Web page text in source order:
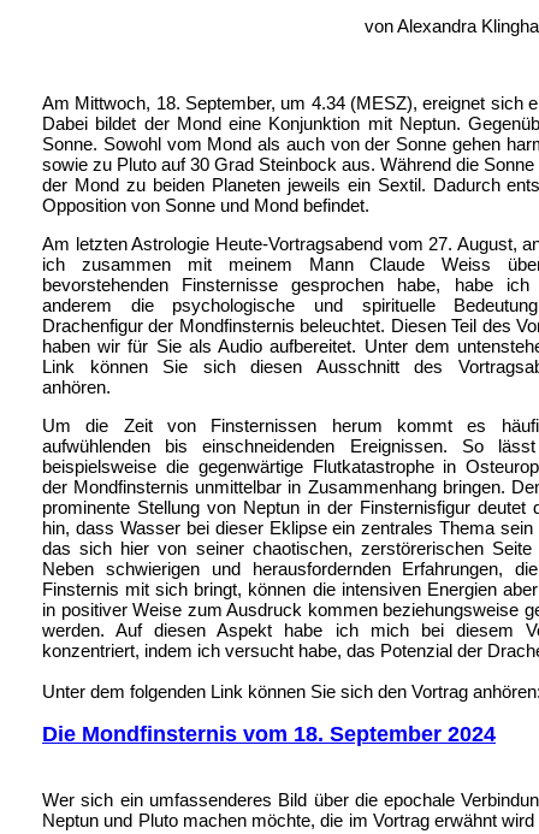
von Alexandra
Am Mittwoch, 18. September, um 4.34 (MESZ), ereignet sich
Dabei bildet der Mond eine Konjunktion mit Neptun.
Sonne. Sowohl vom Mond als auch von der Sonne gehen
sowie zu Pluto auf 30 Grad Steinbock aus. Während die
der Mond zu beiden Planeten jeweils ein Sextil. Dadurch
Opposition von Sonne und Mond befindet.
Am letzten Astrologie Heute-Vortragsabend vom 27. August,
ich zusammen mit meinem Mann Claude Weiss
bevorstehenden Finsternisse gesprochen habe, habe ich
anderem die psychologische und spirituelle
Drachenfigur der Mondfinsternis beleuchtet. Diesen Teil des
haben wir für Sie als Audio aufbereitet. Unter dem
Link können Sie sich diesen Ausschnitt des
anhören.
Um die Zeit von Finsternissen herum kommt es
aufwühlenden bis einschneidenden Ereignissen. So
beispielsweise die gegenwärtige Flutkatastrophe in
der Mondfinsternis unmittelbar in Zusammenhang bringen.
prominente Stellung von Neptun in der Finsternisfigur deutet
hin, dass Wasser bei dieser Eklipse ein zentrales Thema sein
das sich hier von seiner chaotischen, zerstörerischen Seite
Neben schwierigen und herausfordernden Erfahrungen,
Finsternis mit sich bringt, können die intensiven Energien
in positiver Weise zum Ausdruck kommen beziehungsweise
werden. Auf diesen Aspekt habe ich mich bei diesem
konzentriert, indem ich versucht habe, das Potenzial der
Unter dem folgenden Link können Sie sich den Vortrag
Die Mondfinsternis vom 18. September 2024
Wer sich ein umfassenderes Bild über die epochale
Neptun und Pluto machen möchte, die im Vortrag erwähnt